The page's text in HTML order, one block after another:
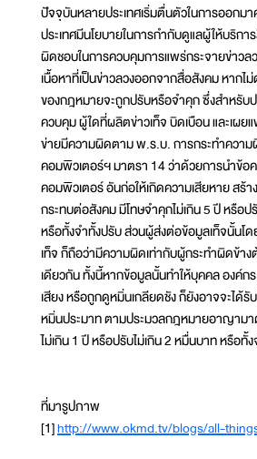
ปัจจุบันหลายประเทศเริ่มตื่นตัวในการออกม
ประเทศมีนโยบายในการกำกับดูแลผู้ให้บริก
ผิดชอบในการควบคุมการแพร่กระจายข่าวลว
เนื้อหาที่เป็นข่าวลวงออกจากสื่อสังคม หากไม่
ของกฎหมายจะถูกปรับหรือจำคุก ซึ่งสำหรับ
ควบคุม ผู้ใดที่ผลิตข่าวเท็จ บิดเบือน และเผยแ
ข่ายมีความผิดตาม พ.ร.บ. การกระทำความ
คอมพิวเตอร์ฯ มาตรา 14 ว่าด้วยการนำข้อค
คอมพิวเตอร์ อันก่อให้เกิดความเสียหาย สร้
กระทบต่อสังคม มีโทษจำคุกไม่เกิน 5 ปี หรือป
หรือทั้งจำทั้งปรับ ส่วนผู้ส่งต่อข้อมูลเท็จนั้นโ
เท็จ ก็ถือว่ามีความผิดเท่ากับผู้กระทำผิดข้าง
เดียวกัน ทั้งนี้หากข้อมูลนั้นทำให้บุคคล องค์ก
เสียง หรือถูกดูหมิ่นเกลียดชัง ก็ยังอาจจะได้
หมิ่นประมาท ตามประมวลกฎหมายอาญาม
ไม่เกิน 1 ปี หรือปรับไม่เกิน 2 หมื่นบาท หรือทั้
ที่มารูปภาพ
[1]http://www.okmd.tv/blogs/all-